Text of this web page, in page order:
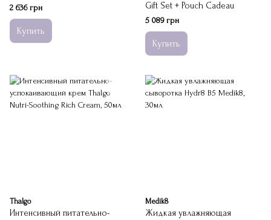
2 636 грн
Купить
Gift Set + Pouch Cadeau
5 089 грн
Купить
Thalgo
Интенсивный питательно-
Medik8
Жидкая увлажняющая